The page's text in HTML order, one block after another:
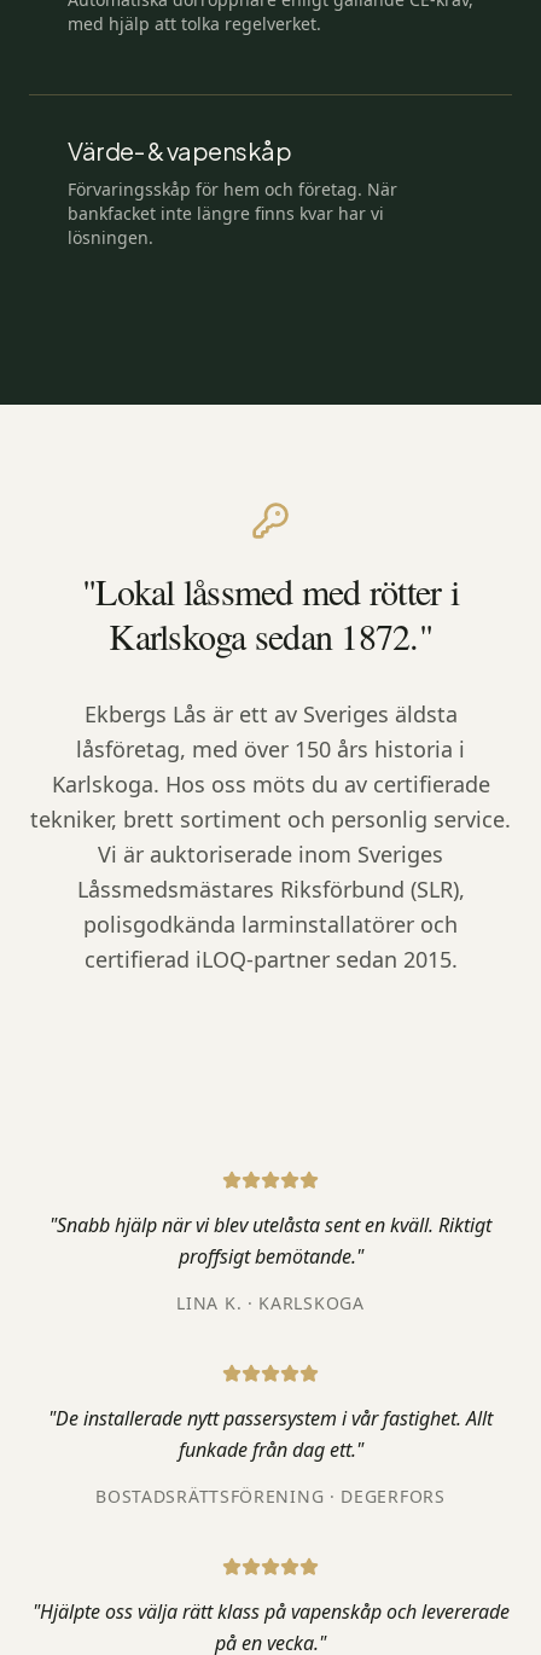
med hjälp att tolka regelverket.
Värde- & vapenskåp
Förvaringsskåp för hem och företag. När
bankfacket inte längre finns kvar har vi
lösningen.
"Lokal låssmed med rötter i
Karlskoga sedan 1872."
Ekbergs Lås är ett av Sveriges äldsta
låsföretag, med över 150 års historia i
Karlskoga. Hos oss möts du av certifierade
tekniker, brett sortiment och personlig service.
Vi är auktoriserade inom Sveriges
Låssmedsmästares Riksförbund (SLR),
polisgodkända larminstallatörer och
certifierad iLOQ-partner sedan 2015.
"Snabb hjälp när vi blev utelåsta sent en kväll. Riktigt
proffsigt bemötande."
LINA K. · KARLSKOGA
"De installerade nytt passersystem i vår fastighet. Allt
funkade från dag ett."
BOSTADSRÄTTSFÖRENING · DEGERFORS
"Hjälpte oss välja rätt klass på vapenskåp och levererade
på en vecka."